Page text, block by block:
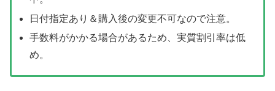
日付指定あり＆購入後の変更不可なので注意。
手数料がかかる場合があるため、実質割引率は低
め。